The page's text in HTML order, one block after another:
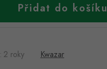
Přidat do košíku
: 2 roky Kwazar